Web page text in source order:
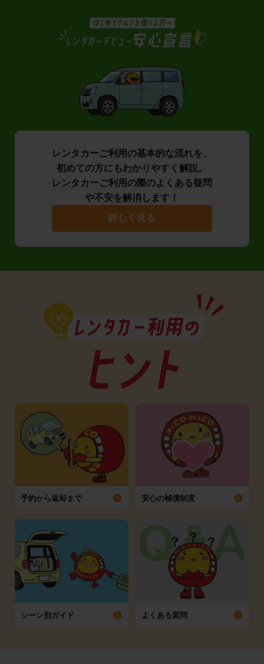
レンタカーご利用の基本的な流れを、
初めての方にもわかりやすく解説。
レンタカーご利用の際のよくある疑問
や不安を解消します！
詳しく見る
予約から返却まで 安心の補償制度
シーン別ガイド よくある質問